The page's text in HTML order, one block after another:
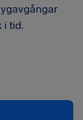
i tid.